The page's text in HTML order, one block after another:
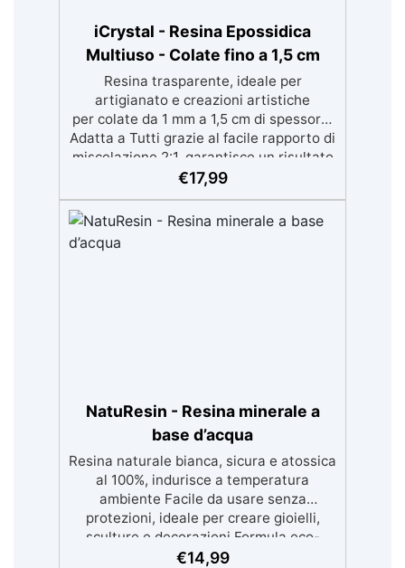
iCrystal - Resina Epossidica
Multiuso - Colate fino a 1,5 cm
Resina trasparente, ideale per
artigianato e creazioni artistiche
per colate da 1 mm a 1,5 cm di spessore.
Adatta a Tutti grazie al facile rapporto di
miscelazione 2:1, garantisce un risultato
senza imperfezioni Bassa viscosità per
legno, silicone, vetro, metallo e altri
materiali. Certificata post-catalisi
atossica e sicura per il contatto con la
€17,99
NatuResin - Resina minerale a
base d’acqua
Resina naturale bianca, sicura e atossica
al 100%, indurisce a temperatura
ambiente Facile da usare senza
protezioni, ideale per creare gioielli,
sculture e decorazioni Formula eco-
friendly a base d’acqua, alternativa
€14,99